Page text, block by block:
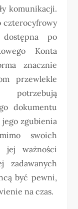
komunikacji.
czterocyfrowy
po
Konta
znacznie
przewlekle
dokumentu
zgubienia
swoich
jej ważności
zadawanych
być pewni,
na czas.